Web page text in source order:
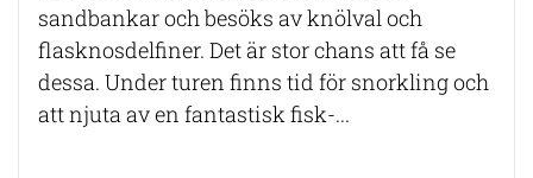
sandbankar och besöks av knölval och
flasknosdelfiner. Det är stor chans att få se
dessa. Under turen finns tid för snorkling och
att njuta av en fantastisk fisk-...